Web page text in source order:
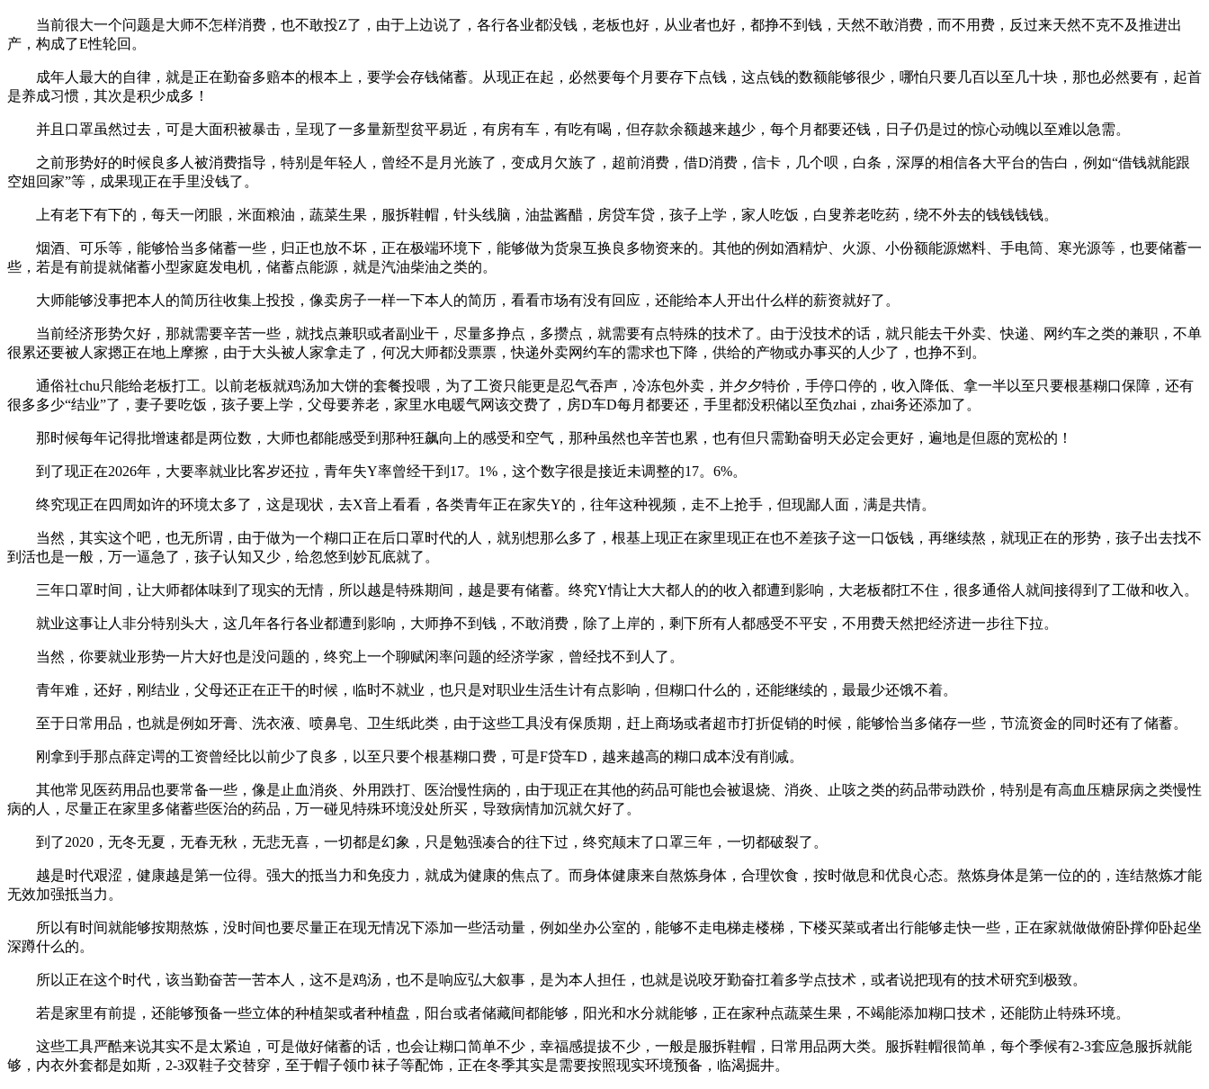
当前很大一个问题是大师不怎样消费，也不敢投Z了，由于上边说了，各行各业都没钱，老板也好，从业者也好，都挣不到钱，天然不敢消费，而不用费，反过来天然不克不及推进出
产，构成了E性轮回。
成年人最大的自律，就是正在勤奋多赔本的根本上，要学会存钱储蓄。从现正在起，必然要每个月要存下点钱，这点钱的数额能够很少，哪怕只要几百以至几十块，那也必然要有，起首
是养成习惯，其次是积少成多！
并且口罩虽然过去，可是大面积被暴击，呈现了一多量新型贫平易近，有房有车，有吃有喝，但存款余额越来越少，每个月都要还钱，日子仍是过的惊心动魄以至难以急需。
之前形势好的时候良多人被消费指导，特别是年轻人，曾经不是月光族了，变成月欠族了，超前消费，借D消费，信卡，几个呗，白条，深厚的相信各大平台的告白，例如“借钱就能跟
空姐回家”等，成果现正在手里没钱了。
上有老下有下的，每天一闭眼，米面粮油，蔬菜生果，服拆鞋帽，针头线脑，油盐酱醋，房贷车贷，孩子上学，家人吃饭，白叟养老吃药，绕不外去的钱钱钱钱。
烟酒、可乐等，能够恰当多储蓄一些，归正也放不坏，正在极端环境下，能够做为货泉互换良多物资来的。其他的例如酒精炉、火源、小份额能源燃料、手电筒、寒光源等，也要储蓄一
些，若是有前提就储蓄小型家庭发电机，储蓄点能源，就是汽油柴油之类的。
大师能够没事把本人的简历往收集上投投，像卖房子一样一下本人的简历，看看市场有没有回应，还能给本人开出什么样的薪资就好了。
当前经济形势欠好，那就需要辛苦一些，就找点兼职或者副业干，尽量多挣点，多攒点，就需要有点特殊的技术了。由于没技术的话，就只能去干外卖、快递、网约车之类的兼职，不单
很累还要被人家摁正在地上摩擦，由于大头被人家拿走了，何况大师都没票票，快递外卖网约车的需求也下降，供给的产物或办事买的人少了，也挣不到。
通俗社chu只能给老板打工。以前老板就鸡汤加大饼的套餐投喂，为了工资只能更是忍气吞声，冷冻包外卖，并夕夕特价，手停口停的，收入降低、拿一半以至只要根基糊口保障，还有
很多多少“结业”了，妻子要吃饭，孩子要上学，父母要养老，家里水电暖气网该交费了，房D车D每月都要还，手里都没积储以至负zhai，zhai务还添加了。
那时候每年记得批增速都是两位数，大师也都能感受到那种狂飙向上的感受和空气，那种虽然也辛苦也累，也有但只需勤奋明天必定会更好，遍地是但愿的宽松的！
到了现正在2026年，大要率就业比客岁还拉，青年失Y率曾经干到17。1%，这个数字很是接近未调整的17。6%。
终究现正在四周如许的环境太多了，这是现状，去X音上看看，各类青年正在家失Y的，往年这种视频，走不上抢手，但现鄙人面，满是共情。
当然，其实这个吧，也无所谓，由于做为一个糊口正在后口罩时代的人，就别想那么多了，根基上现正在家里现正在也不差孩子这一口饭钱，再继续熬，就现正在的形势，孩子出去找不
到活也是一般，万一逼急了，孩子认知又少，给忽悠到妙瓦底就了。
三年口罩时间，让大师都体味到了现实的无情，所以越是特殊期间，越是要有储蓄。终究Y情让大大都人的的收入都遭到影响，大老板都扛不住，很多通俗人就间接得到了工做和收入。
就业这事让人非分特别头大，这几年各行各业都遭到影响，大师挣不到钱，不敢消费，除了上岸的，剩下所有人都感受不平安，不用费天然把经济进一步往下拉。
当然，你要就业形势一片大好也是没问题的，终究上一个聊赋闲率问题的经济学家，曾经找不到人了。
青年难，还好，刚结业，父母还正在正干的时候，临时不就业，也只是对职业生活生计有点影响，但糊口什么的，还能继续的，最最少还饿不着。
至于日常用品，也就是例如牙膏、洗衣液、喷鼻皂、卫生纸此类，由于这些工具没有保质期，赶上商场或者超市打折促销的时候，能够恰当多储存一些，节流资金的同时还有了储蓄。
刚拿到手那点薛定谔的工资曾经比以前少了良多，以至只要个根基糊口费，可是F贷车D，越来越高的糊口成本没有削减。
其他常见医药用品也要常备一些，像是止血消炎、外用跌打、医治慢性病的，由于现正在其他的药品可能也会被退烧、消炎、止咳之类的药品带动跌价，特别是有高血压糖尿病之类慢性
病的人，尽量正在家里多储蓄些医治的药品，万一碰见特殊环境没处所买，导致病情加沉就欠好了。
到了2020，无冬无夏，无春无秋，无悲无喜，一切都是幻象，只是勉强凑合的往下过，终究颠末了口罩三年，一切都破裂了。
越是时代艰涩，健康越是第一位得。强大的抵当力和免疫力，就成为健康的焦点了。而身体健康来自熬炼身体，合理饮食，按时做息和优良心态。熬炼身体是第一位的的，连结熬炼才能
无效加强抵当力。
所以有时间就能够按期熬炼，没时间也要尽量正在现无情况下添加一些活动量，例如坐办公室的，能够不走电梯走楼梯，下楼买菜或者出行能够走快一些，正在家就做做俯卧撑仰卧起坐
深蹲什么的。
所以正在这个时代，该当勤奋苦一苦本人，这不是鸡汤，也不是响应弘大叙事，是为本人担任，也就是说咬牙勤奋扛着多学点技术，或者说把现有的技术研究到极致。
若是家里有前提，还能够预备一些立体的种植架或者种植盘，阳台或者储藏间都能够，阳光和水分就能够，正在家种点蔬菜生果，不竭能添加糊口技术，还能防止特殊环境。
这些工具严酷来说其实不是太紧迫，可是做好储蓄的话，也会让糊口简单不少，幸福感提拔不少，一般是服拆鞋帽，日常用品两大类。服拆鞋帽很简单，每个季候有2-3套应急服拆就能
够，内衣外套都是如斯，2-3双鞋子交替穿，至于帽子领巾袜子等配饰，正在冬季其实是需要按照现实环境预备，临渴掘井。